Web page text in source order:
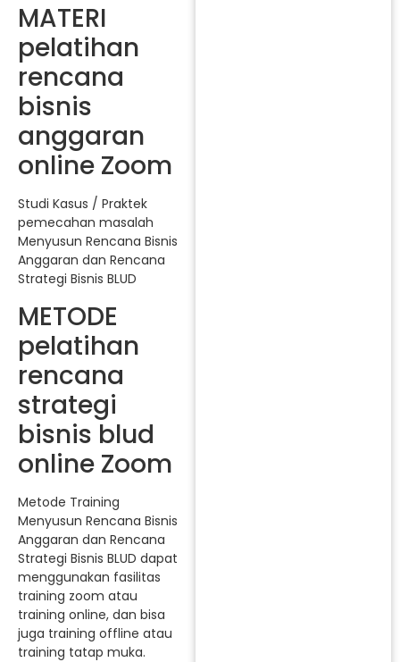
MATERI
pelatihan
rencana
bisnis
anggaran
online Zoom
Studi Kasus / Praktek
pemecahan masalah
Menyusun Rencana Bisnis
Anggaran dan Rencana
Strategi Bisnis BLUD
METODE
pelatihan
rencana
strategi
bisnis blud
online Zoom
Metode Training
Menyusun Rencana Bisnis
Anggaran dan Rencana
Strategi Bisnis BLUD dapat
menggunakan fasilitas
training zoom atau
training online, dan bisa
juga training offline atau
training tatap muka.